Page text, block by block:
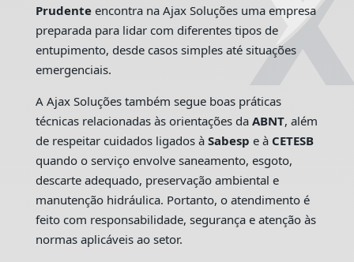
Prudenteencontra na Ajax Soluções uma empresa
preparada para lidar com diferentes tipos de
entupimento, desde casos simples até situações
emergenciais.
A Ajax Soluções também segue boas práticas
técnicas relacionadas às orientações da ABNT, além
de respeitar cuidados ligados à Sabesp e à CETESB
quando o serviço envolve saneamento, esgoto,
descarte adequado, preservação ambiental e
manutenção hidráulica. Portanto, o atendimento é
feito com responsabilidade, segurança e atenção às
normas aplicáveis ao setor.